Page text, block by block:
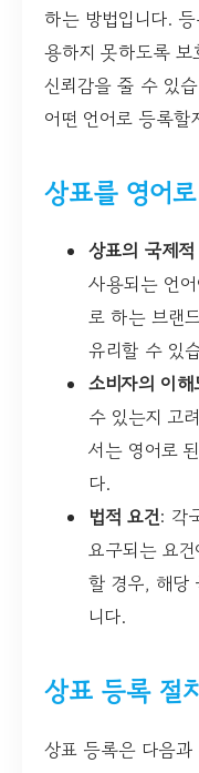
하는 방법입니다.
용하지 못하도록 보
신뢰감을 줄 수 있
어떤 언어로 등록할
상표를 영어
상표의 국제
사용되는 언
로 하는 브랜
유리할 수 있
소비자의 이해
수 있는지 고
서는 영어로
다.
법적 요건: 각
요구되는 요
할 경우, 해당
니다.
상표 등록 절
상표 등록은 다음